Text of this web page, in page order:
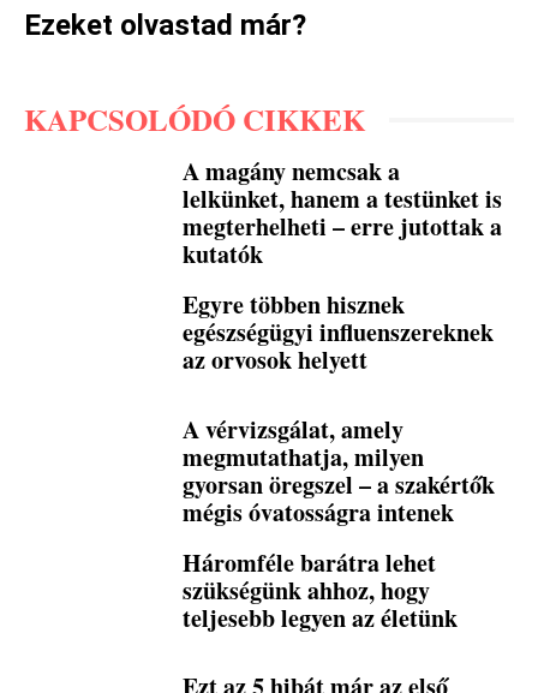
Ezeket olvastad már?
KAPCSOLÓDÓ CIKKEK
A magány nemcsak a
lelkünket, hanem a testünket is
megterhelheti – erre jutottak a
kutatók
Egyre többen hisznek
egészségügyi influenszereknek
az orvosok helyett
A vérvizsgálat, amely
megmutathatja, milyen
gyorsan öregszel – a szakértők
mégis óvatosságra intenek
Háromféle barátra lehet
szükségünk ahhoz, hogy
teljesebb legyen az életünk